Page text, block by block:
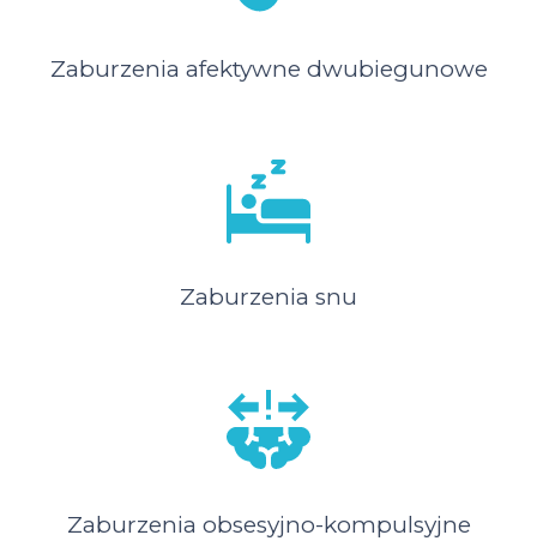
Zaburzenia afektywne dwubiegunowe
Zaburzenia snu
Zaburzenia obsesyjno-kompulsyjne